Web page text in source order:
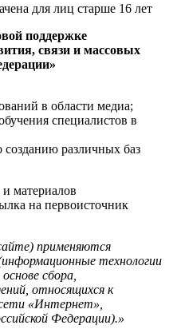
для лиц старше 16 лет
поддержке
связи и массовых
в области медиа;
специалистов в
созданию различных баз
материалов
на первоисточник
применяются
технологии
сбора,
относящихся к
«Интернет»,
Федерации).»